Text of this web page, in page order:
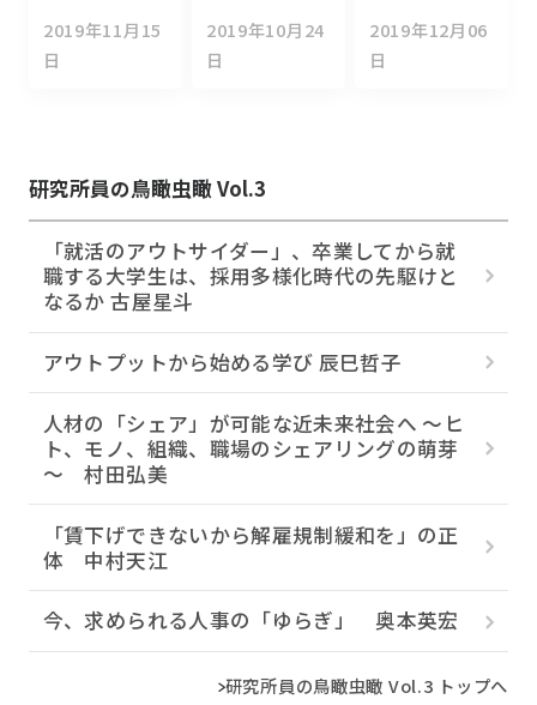
2019年11月15
日
2019年10月24
日
2019年12月06
日
研究所員の鳥瞰虫瞰 Vol.3
「就活のアウトサイダー」、卒業してから就
職する大学生は、採用多様化時代の先駆けと
なるか 古屋星斗
アウトプットから始める学び 辰巳哲子
人材の「シェア」が可能な近未来社会へ ～ヒ
ト、モノ、組織、職場のシェアリングの萌芽
～ 村田弘美
「賃下げできないから解雇規制緩和を」の正
体 中村天江
今、求められる人事の「ゆらぎ」 奥本英宏
研究所員の鳥瞰虫瞰 Vol.3 トップへ